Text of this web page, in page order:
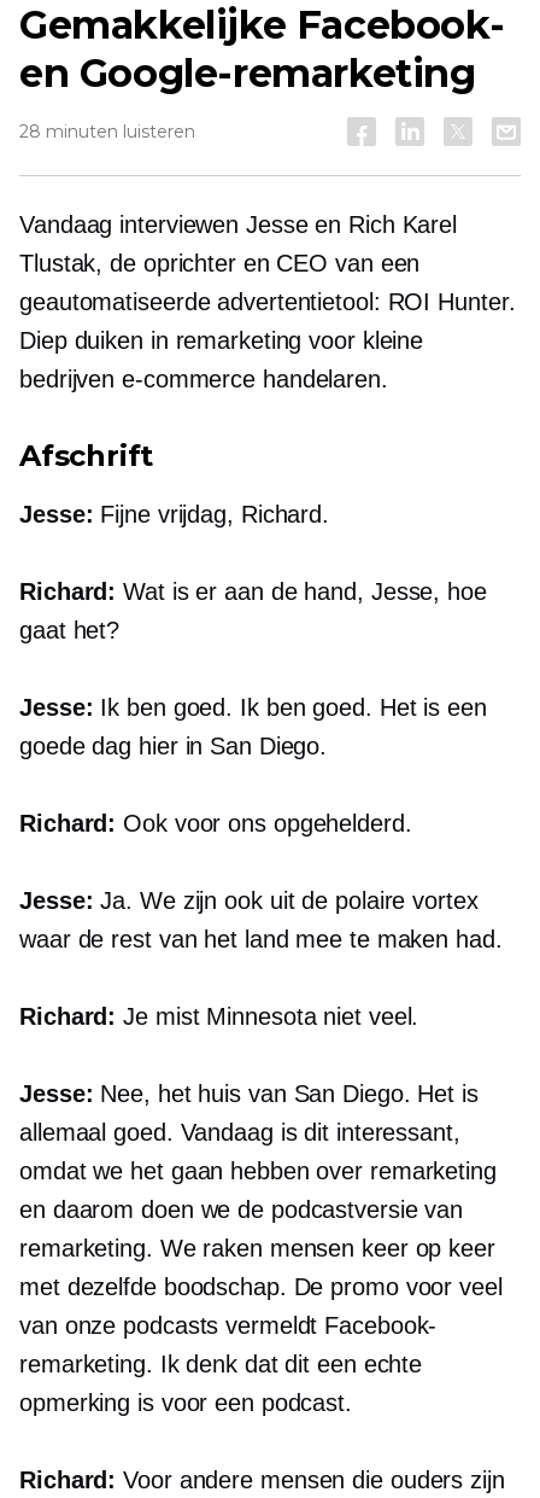
Gemakkelijke Facebook-
en Google-remarketing
28 minuten luisteren
Vandaag interviewen Jesse en Rich Karel
Tlustak, de oprichter en CEO van een
geautomatiseerde advertentietool: ROI Hunter.
Diep duiken in remarketing voor kleine
bedrijvene-commerce handelaren.
Afschrift
Jesse: Fijne vrijdag, Richard.
Richard: Wat is er aan de hand, Jesse, hoe
gaat het?
Jesse: Ik ben goed. Ik ben goed. Het is een
goede dag hier in San Diego.
Richard: Ook voor ons opgehelderd.
Jesse: Ja. We zijn ook uit de polaire vortex
waar de rest van het land mee te maken had.
Richard: Je mist Minnesota niet veel.
Jesse: Nee, het huis van San Diego. Het is
allemaal goed. Vandaag is dit interessant,
omdat we het gaan hebben over remarketing
en daarom doen we de podcastversie van
remarketing. We raken mensen keer op keer
met dezelfde boodschap. De promo voor veel
van onze podcasts vermeldt Facebook-
remarketing. Ik denk dat dit een echte
opmerking is voor een podcast.
Richard: Voor andere mensen die ouders zijn